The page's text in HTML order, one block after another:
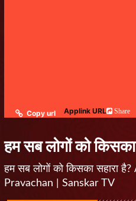
Copy url Applink URL Share
हम सब लोगों को
हम सब लोगों को किसका सहारा
Pravachan | Sanskar TV